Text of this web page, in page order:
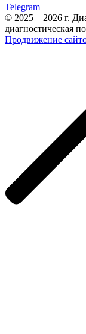
Telegram
© 2025 – 2026 г.
диагностическая
Продвижение